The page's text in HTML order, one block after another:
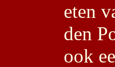
eten
den
ook